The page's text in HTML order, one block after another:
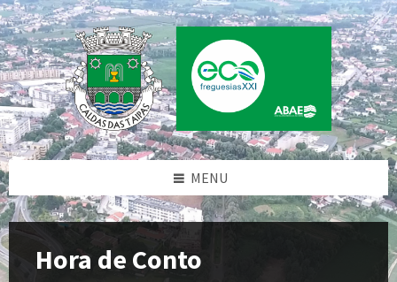
Skip
to
content
Skip
to
left
sidebar
Skip
to
footer
MENU
Hora de Conto